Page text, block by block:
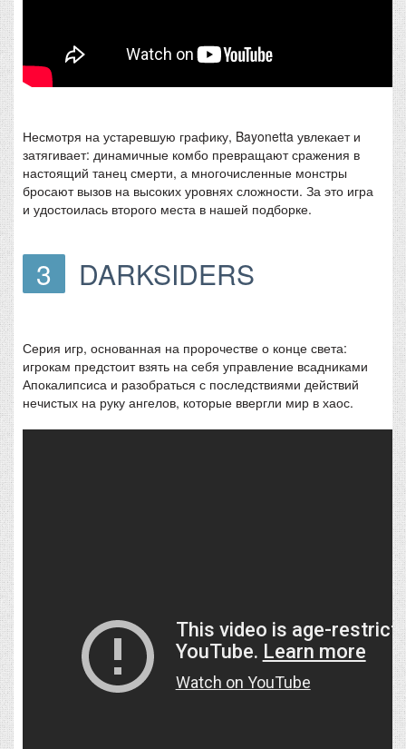
Несмотря на устаревшую графику, Bayonetta увлекает и
затягивает: динамичные комбо превращают сражения в
настоящий танец смерти, а многочисленные монстры
бросают вызов на высоких уровнях сложности. За это игра
и удостоилась второго места в нашей подборке.
3 DARKSIDERS
Серия игр, основанная на пророчестве о конце света:
игрокам предстоит взять на себя управление всадниками
Апокалипсиса и разобраться с последствиями действий
нечистых на руку ангелов, которые ввергли мир в хаос.